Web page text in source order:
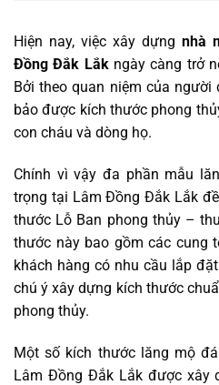
Hiện nay, việc xây dựng nhà
Đồng Đắk Lắkngày càng trở
Bởi theo quan niệm của
bảo được kích thước phong
con cháu và dòng họ.
Chính vì vậy đa phần mẫu
trọng tại Lâm Đồng Đắk Lắk
thước Lỗ Ban phong thủy –
thước này bao gồm các cung
khách hàng có nhu cầu lắp
chú ý xây dựng kích thước
phong thủy.
Một số kích thước lăng mộ
Lâm Đồng Đắk Lắk được xây